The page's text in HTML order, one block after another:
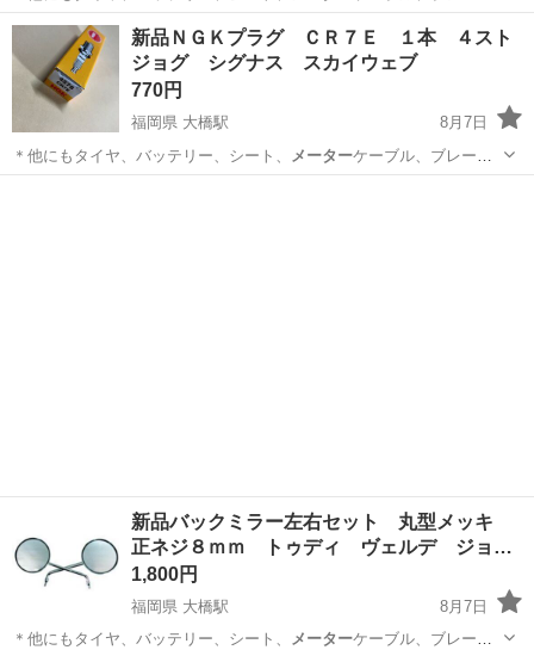
ケーブル、ブレーキ…
福岡 福岡市 大橋駅 ホンダ
新品ＮＧＫプラグ ＣＲ７Ｅ １本 ４スト
ジョグ シグナス スカイウェブ
770円
福岡県 大橋駅
8月7日
＊他にもタイヤ、バッテリー、シート、
メーターケーブル、ブレーキ
ケーブル、ブレーキ…
新品バックミラー左右セット 丸型メッキ
正ネジ８ｍｍ トゥディ ヴェルデ ジョ…
1,800円
福岡県 大橋駅
8月7日
＊他にもタイヤ、バッテリー、シート、 メーターケーブル、ブレーキ